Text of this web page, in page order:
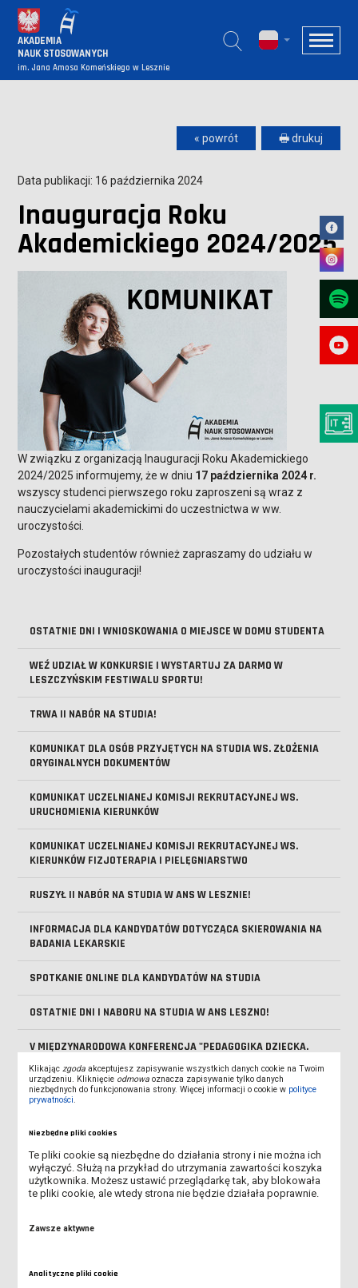
AKADEMIA
NAUK STOSOWANYCH
im. Jana Amosa Komeńskiego w Lesznie
OSTATNIE DNI I WNIOSKOWANIA O MIEJSCE W DOMU STUDENTA
WEŹ UDZIAŁ W KONKURSIE I WYSTARTUJ ZA DARMO W
LESZCZYŃSKIM FESTIWALU SPORTU!
TRWA II NABÓR NA STUDIA!
KOMUNIKAT DLA OSÓB PRZYJĘTYCH NA STUDIA WS. ZŁOŻENIA
ORYGINALNYCH DOKUMENTÓW
KOMUNIKAT UCZELNIANEJ KOMISJI REKRUTACYJNEJ WS.
URUCHOMIENIA KIERUNKÓW
KOMUNIKAT UCZELNIANEJ KOMISJI REKRUTACYJNEJ WS.
KIERUNKÓW FIZJOTERAPIA I PIELĘGNIARSTWO
RUSZYŁ II NABÓR NA STUDIA W ANS W LESZNIE!
INFORMACJA DLA KANDYDATÓW DOTYCZĄCA SKIEROWANIA NA
BADANIA LEKARSKIE
SPOTKANIE ONLINE DLA KANDYDATÓW NA STUDIA
OSTATNIE DNI I NABORU NA STUDIA W ANS LESZNO!
V MIĘDZYNARODOWA KONFERENCJA "PEDAGOGIKA DZIECKA.
SPOTKANIE ONLINE DLA KANDYDATÓW NA STUDIA - DOWIEDZ
LESZNO ODEBRAŁ DYPLOMY
TRWA REKRUTACJA NA STUDIA!
OBOWIĄZEK AKTUALIZACJI MLEGITYMACJI
TECHNOLOGII ANS W LESZNIE
« powrót 🖶 drukuj
Data publikacji: 16 października 2024
Inauguracja Roku
Akademickiego 2024/2025
W związku z organizacją Inauguracji Roku Akademickiego
2024/2025 informujemy, że w dniu 17 października 2024 r.
wszyscy studenci pierwszego roku zaproszeni są wraz z
nauczycielami akademickimi do uczestnictwa w ww.
uroczystości.
Pozostałych studentów również zapraszamy do udziału w
uroczystości inauguracji!
Klikając zgoda akceptujesz zapisywanie wszystkich danych cookie na Twoim
urządzeniu. Kliknięcie odmowa oznacza zapisywanie tylko danych
niezbędnych do funkcjonowania strony. Więcej informacji o cookie w polityce
prywatności
Niezbędne pliki cookies
Te pliki cookie są niezbędne do działania strony i nie można ich
wyłączyć. Służą na przykład do utrzymania zawartości koszyka
użytkownika. Możesz ustawić przeglądarkę tak, aby blokowała
te pliki cookie, ale wtedy strona nie będzie działała poprawnie.
Zawsze aktywne
Analityczne pliki cookie